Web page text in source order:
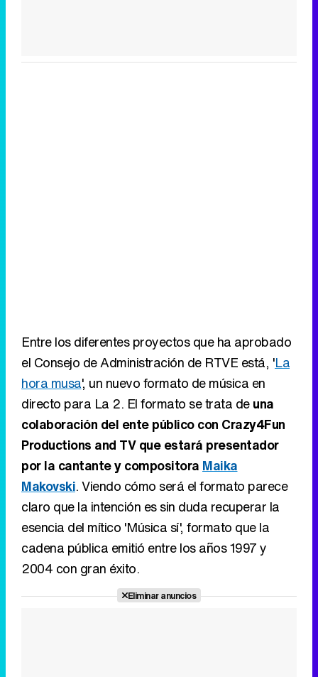
Entre los diferentes proyectos que ha aprobado
el Consejo de Administración de RTVE está, 'La
hora musa', un nuevo formato de música en
directo para La 2. El formato se trata deuna
colaboración del ente público con Crazy4Fun
Productions and TV que estará presentador
por la cantante y compositora Maika
Makovski. Viendo cómo será el formato parece
claro que la intención es sin duda recuperar la
esencia del mítico 'Música sí', formato que la
cadena pública emitió entre los años 1997 y
2004 con gran éxito.
Eliminar anuncios